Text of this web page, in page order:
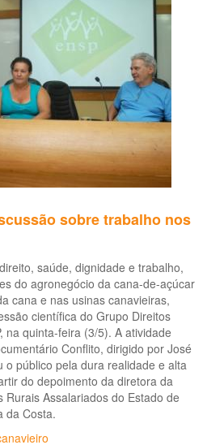
sobre trabalho nos
saúde, dignidade e trabalho,
do agronegócio da cana-de-açúcar
cana e nas usinas canavieiras,
científica do Grupo Direitos
na quinta-feira (3/5). A atividade
Conflito, dirigido por José
o público pela dura realidade e alta
do depoimento da diretora da
Assalariados do Estado de
da Costa.